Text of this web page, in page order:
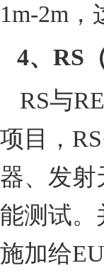
1m-2m
4、 RS
RS与RE
项目， RS
器、发射
能测试。
施加给